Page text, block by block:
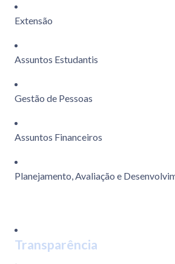
Extensão
Assuntos Estudantis
Gestão de Pessoas
Assuntos Financeiros
Planejamento, Avaliação e
Transparência